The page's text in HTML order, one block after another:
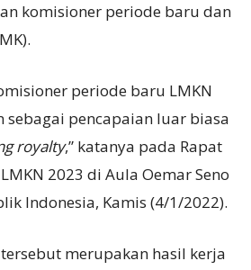
komisioner periode baru dan
periode baru LMKN
pencapaian luar biasa
royalty,” katanya pada Rapat
2023 di Aula Oemar Seno
Indonesia, Kamis (4/1/2022).
merupakan hasil kerja